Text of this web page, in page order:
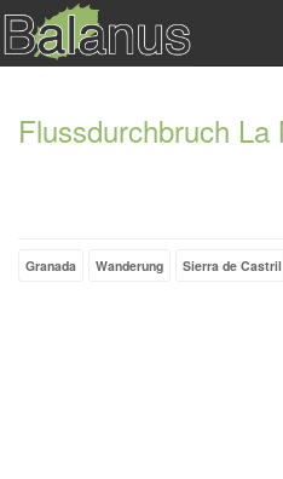
Flussdurchbruch La
Granada Wanderung Sierra de Castril